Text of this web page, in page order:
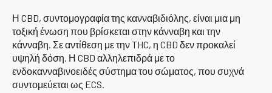
Η CBD, συντομογραφία της κανναβιδιόλης, είναι μια μη
τοξική ένωση που βρίσκεται στην κάνναβη και την
κάνναβη. Σε αντίθεση με την THC, η CBD δεν προκαλεί
υψηλή δόση. Η CBD αλληλεπιδρά με το
ενδοκανναβινοειδές σύστημα του σώματος, που συχνά
συντομεύεται ως ECS.